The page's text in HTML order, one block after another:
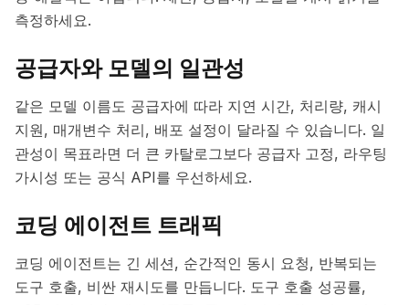
측정하세요.
공급자와 모델의 일관성
같은 모델 이름도 공급자에 따라 지연 시간, 처리량, 캐시
지원, 매개변수 처리, 배포 설정이 달라질 수 있습니다. 일
관성이 목표라면 더 큰 카탈로그보다 공급자 고정, 라우팅
가시성 또는 공식 API를 우선하세요.
코딩 에이전트 트래픽
코딩 에이전트는 긴 세션, 순간적인 동시 요청, 반복되는
도구 호출, 비싼 재시도를 만듭니다. 도구 호출 성공률,